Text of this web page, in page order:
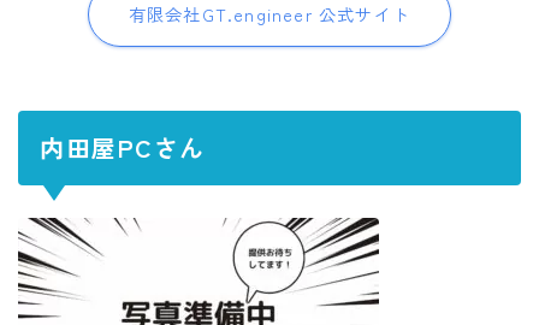
有限会社GT.engineer 公式サイト
内田屋PCさん